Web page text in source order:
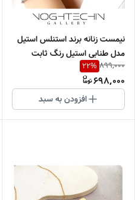
نیمست زنانه برند استنلس استیل
مدل طنابی استیل رنگ ثابت
وارداتی
899,000
22%
698,000
افزودن به سبد